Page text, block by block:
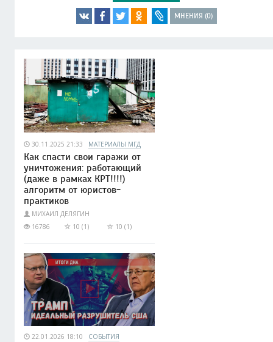
МНЕНИЯ (0)
30.11.2025 21:33 МАТЕРИАЛЫ МГД
Как спасти свои гаражи от
уничтожения: работающий
(даже в рамках КРТ!!!!)
алгоритм от юристов-
практиков
МИХАИЛ ДЕЛЯГИН
16786
10 (1) 10 (1)
22.01.2026 18:10 СОБЫТИЯ